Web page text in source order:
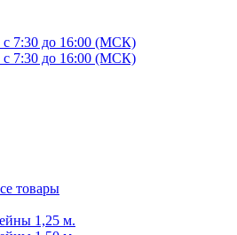
7:30 до 16:00 (МСК)
7:30 до 16:00 (МСК)
товары
1,25 м.